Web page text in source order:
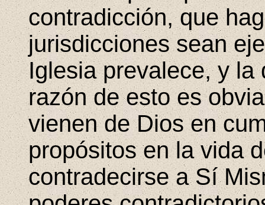
contradicción, que
jurisdicciones sean
Iglesia prevalece, y la
razón de esto es
vienen de Dios en
propósitos en la vida
contradecirse a Sí